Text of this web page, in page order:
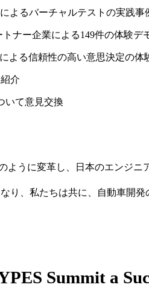
よるバーチャルテストの実践事
ナー企業による149件の体験デ
よる信頼性の高い意思決定の体
介
いて意見交換
うに変革し、日本のエンジニ
、私たちは共に、自動車開発
Summit a